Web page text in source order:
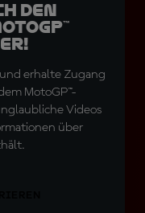
den
erhalte Zugang
MotoGP™-
Videos
über